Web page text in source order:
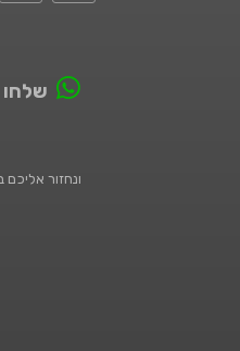
שלחו
ונחזור